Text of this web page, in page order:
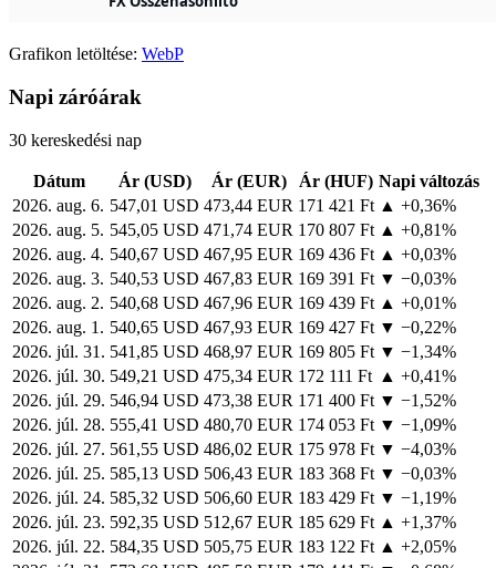
Grafikon letöltése: WebP
Napi záróárak
30 kereskedési nap
Dátum Ár (USD) Ár (EUR) Ár (HUF) Napi változás
2026. aug. 6. 547,01 USD 473,44 EUR 171 421 Ft ▲ +0,36%
2026. aug. 5. 545,05 USD 471,74 EUR 170 807 Ft ▲ +0,81%
2026. aug. 4. 540,67 USD 467,95 EUR 169 436 Ft ▲ +0,03%
2026. aug. 3. 540,53 USD 467,83 EUR 169 391 Ft ▼ −0,03%
2026. aug. 2. 540,68 USD 467,96 EUR 169 439 Ft ▲ +0,01%
2026. aug. 1. 540,65 USD 467,93 EUR 169 427 Ft ▼ −0,22%
2026. júl. 31. 541,85 USD 468,97 EUR 169 805 Ft ▼ −1,34%
2026. júl. 30. 549,21 USD 475,34 EUR 172 111 Ft ▲ +0,41%
2026. júl. 29. 546,94 USD 473,38 EUR 171 400 Ft ▼ −1,52%
2026. júl. 28. 555,41 USD 480,70 EUR 174 053 Ft ▼ −1,09%
2026. júl. 27. 561,55 USD 486,02 EUR 175 978 Ft ▼ −4,03%
2026. júl. 25. 585,13 USD 506,43 EUR 183 368 Ft ▼ −0,03%
2026. júl. 24. 585,32 USD 506,60 EUR 183 429 Ft ▼ −1,19%
2026. júl. 23. 592,35 USD 512,67 EUR 185 629 Ft ▲ +1,37%
2026. júl. 22. 584,35 USD 505,75 EUR 183 122 Ft ▲ +2,05%